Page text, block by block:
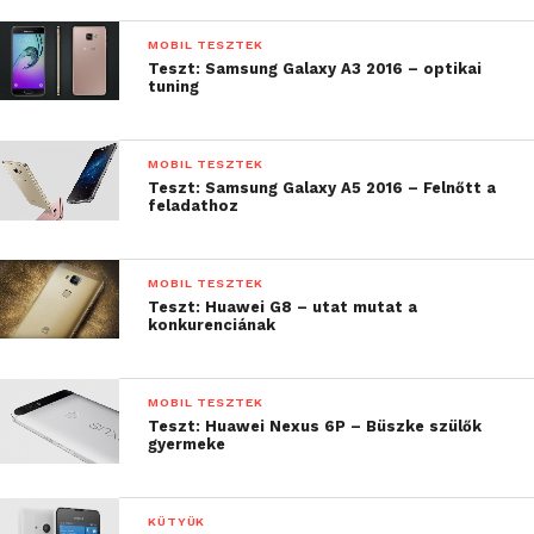
sebességgel, ami épp csak annyit ér, hogy ki lehet
pipálni, ez is van benne. Használni csak
végszükségben érdemes.
Oldalról jól látszik, hogy elhagyták a csillogó ezüst-
a készülékházat. Pozitív változás, hogy minimálisan
MOBIL TESZTEK
Teszt: Samsung Galaxy A3 2016 – optikai
tuning
MOBIL TESZTEK
Teszt: Samsung Galaxy A5 2016 – Felnőtt a
feladathoz
MOBIL TESZTEK
Teszt: Huawei G8 – utat mutat a
konkurenciának
MOBIL TESZTEK
Teszt: Huawei Nexus 6P – Büszke szülők
gyermeke
KÜTYÜK